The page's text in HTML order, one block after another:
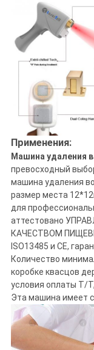
Применения:
Машина удаления
превосходный
машина удаления
размер места
для
аттестовано
КАЧЕСТВОМ
ISO13485 и CE,
Количество
коробке квасцов
условия оплаты T/
Эта машина имеет